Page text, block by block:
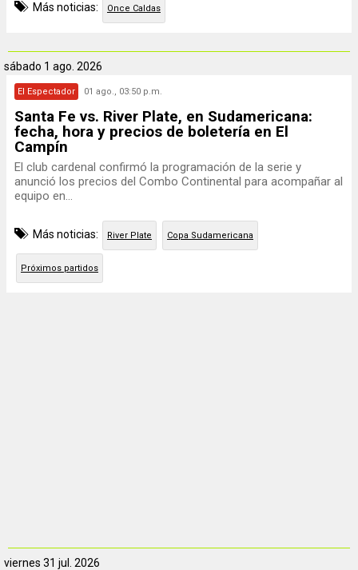
Más noticias: Once Caldas
sábado 1 ago. 2026
El Espectador 01 ago., 03:50 p.m.
Santa Fe vs. River Plate, en Sudamericana:
fecha, hora y precios de boletería en El
Campín
El club cardenal confirmó la programación de la serie y
anunció los precios del Combo Continental para acompañar al
equipo en...
Más noticias: River Plate Copa Sudamericana
Próximos partidos
viernes 31 jul. 2026